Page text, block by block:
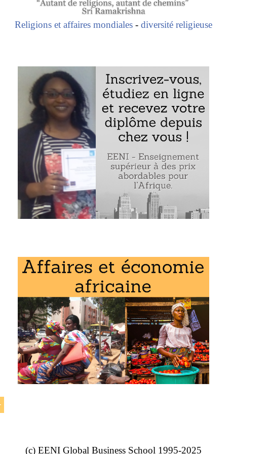
Religions et affaires mondiales - diversité religieuse
zimbabwéenne Divine Ndhlukula
SECURICO
Divine Ndhlukula (entrepreneure zimbabwéenne) :
« Divine Ndhlukula (entrepreneure zimbabwéenne) » fait partie des
Global Business School :
Afrique,religions et affaires.
(c) EENI Global Business School 1995-2025